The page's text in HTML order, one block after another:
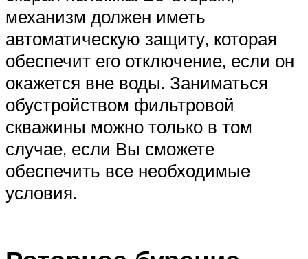
механизм должен иметь
автоматическую защиту, которая
обеспечит его отключение, если он
окажется вне воды. Заниматься
обустройством фильтровой
скважины можно только в том
случае, если Вы сможете
обеспечить все необходимые
условия.